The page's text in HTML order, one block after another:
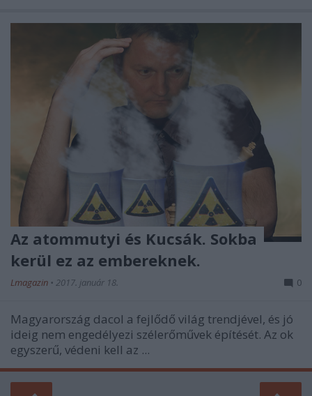
Az atommutyi és Kucsák. Sokba
kerül ez az embereknek.
Lmagazin • 2017. január 18. 0
Magyarország dacol a fejlődő világ trendjével, és jó
ideig nem engedélyezi szélerőművek építését. Az ok
egyszerű, védeni kell az ...